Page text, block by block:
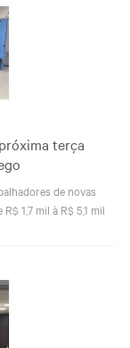
terça
de novas
1,7 mil à R$ 5,1 mil